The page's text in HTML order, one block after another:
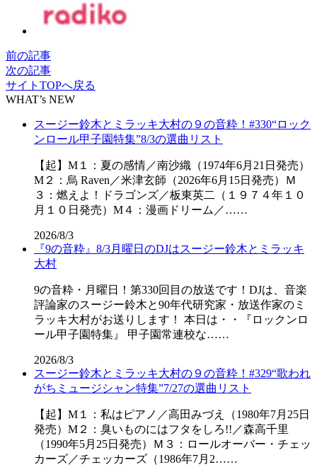
前の記事
次の記事
サイトTOPへ戻る
WHAT’s NEW
スージー鈴木とミラッキ大村の９の音粋！#330“ロック
ンロール甲子園特集”8/3の選曲リスト
【起】M１：夏の感情／南沙織（1974年6月21日発売）
M２：烏 Raven／米津玄師（2026年6月15日発売）Ｍ
３：燃えよ！ドラゴンズ／板東英二（１９７４年１０
月１０日発売）M４：漫画ドリーム／……
2026/8/3
『9の音粋』8/3月曜日のDJはスージー鈴木とミラッキ
大村
9の音粋・月曜日！第330回目の放送です！DJは、音楽
評論家のスージー鈴木と90年代研究家・放送作家のミ
ラッキ大村がお送りします！ 本日は・・『ロックンロ
ール甲子園特集』 甲子園常連校な……
2026/8/3
スージー鈴木とミラッキ大村の９の音粋！#329“歌われ
がちミュージシャン特集”7/27の選曲リスト
【起】M１：私はピアノ／高田みづえ（1980年7月25日
発売）M２：臭いものにはフタをしろ!!／森高千里
（1990年5月25日発売）Ｍ３：ロールオーバー・チェッ
カーズ／チェッカーズ（1986年7月2……